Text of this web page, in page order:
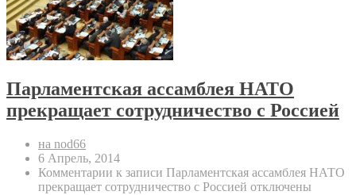
Парламентская ассамблея НАТО
прекращает сотрудничество с Россией
на nod66
6 Апрель, 2014
Комментарии к записи Парламентская ассамблея НАТО
прекращает сотрудничество с Россией отключены